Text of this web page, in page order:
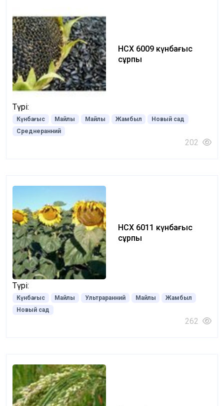
НСХ 6009 күнбағыс
сұрпы
Түрі:
Күнбағыс Майлы Майлы Жамбыл
Новый сад
Среднеранний
202
НСХ 6011 күнбағыс
сұрпы
Түрі:
Күнбағыс Майлы Ультраранний Майлы
Жамбыл
Новый сад
262